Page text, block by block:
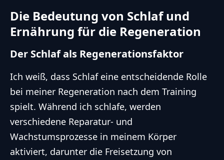
Die Bedeutung von Schlaf und
Ernährung für die Regeneration
Der Schlaf als Regenerationsfaktor
Ich weiß, dass Schlaf eine entscheidende Rolle
bei meiner Regeneration nach dem Training
spielt. Während ich schlafe, werden
verschiedene Reparatur- und
Wachstumsprozesse in meinem Körper
aktiviert, darunter die Freisetzung von